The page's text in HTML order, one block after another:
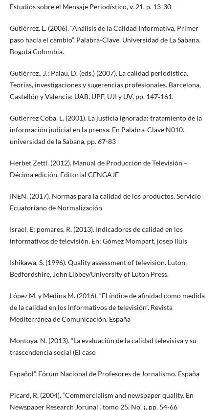
Estudios sobre el Mensaje Periodístico, v. 21, p. 13-30
Gutiérrez. L. (2006). “Análisis de la Calidad Informativa, Primer
paso hacia el cambio”. Palabra-Clave. Universidad de La Sabana.
Bogotá Colombia.
Gutiérrez., J.; Palau, D. (eds.) (2007). La calidad periodística.
Teorías, investigaciones y sugerencias profesionales. Barcelona,
Castellón y Valencia: UAB, UPF, UJI y UV, pp. 147‐161.
Gutierrez Coba. L. (2001). La justicia ignorada: tratamiento de la
información judicial en la prensa. En Palabra-Clave N010.
universidad de la Sabana, pp. 67-83
Herbet Zettl. (2012). Manual de Producción de Televisión –
Décima edición. Editorial CENGAJE
INEN. (2017). Normas para la calidad de los productos. Servicio
Ecuatoriano de Normalización
Israel, E; pomares, R. (2013). Indicadores de calidad en los
informativos de televisión. En: Gómez Mompart, josep lluís
Ishikawa, S. (1996). Quality assessment of television. Luton,
Bedfordshire, John Libbey/University of Luton Press.
López M. y Medina M. (2016). “El índice de afinidad como medida
de la calidad en los informativos de televisión”. Revista
Mediterránea de Comunicación. España
Montoya. N. (2013). “La evaluación de la calidad televisiva y su
trascendencia social (El caso
Español”. Fórum Nacional de Profesores de Jornalismo. España
Picard, R. (2004). “Commercialism and newspaper quality. En
Newspaper Research Jorunal”. tomo 25, No. ¡, pp. 54-66